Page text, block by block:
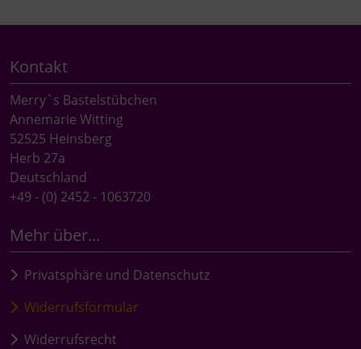
Kontakt
Merry`s Bastelstübchen
Annemarie Witting
52525 Heinsberg
Herb 27a
Deutschland
+49 - (0) 2452 - 1063720
Mehr über...
Privatsphäre und Datenschutz
Widerrufsformular
Widerrufsrecht